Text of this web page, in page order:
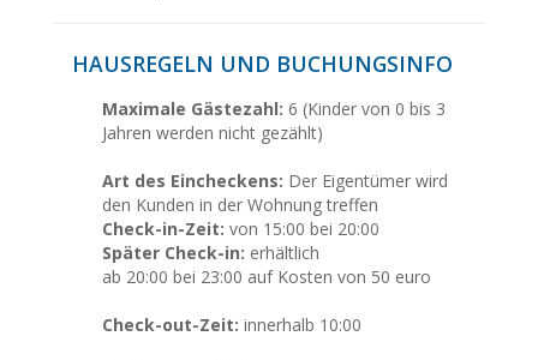
HAUSREGELN UND BUCHUNGSINFO
Maximale Gästezahl: 6 (Kinder von 0 bis 3
Jahren werden nicht gezählt)
Art des Eincheckens: Der Eigentümer wird
den Kunden in der Wohnung treffen
Check-in-Zeit: von 15:00 bei 20:00
Später Check-in: erhältlich
ab 20:00 bei 23:00 auf Kosten von 50 euro
Check-out-Zeit: innerhalb 10:00